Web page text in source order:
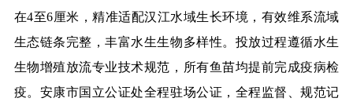
在4至6厘米，精准适配汉江水域生长环境，有效维系流域
生态链条完整，丰富水生生物多样性。投放过程遵循水生
生物增殖放流专业技术规范，所有鱼苗均提前完成疫病检
疫。安康市国立公证处全程驻场公证，全程监督、规范记